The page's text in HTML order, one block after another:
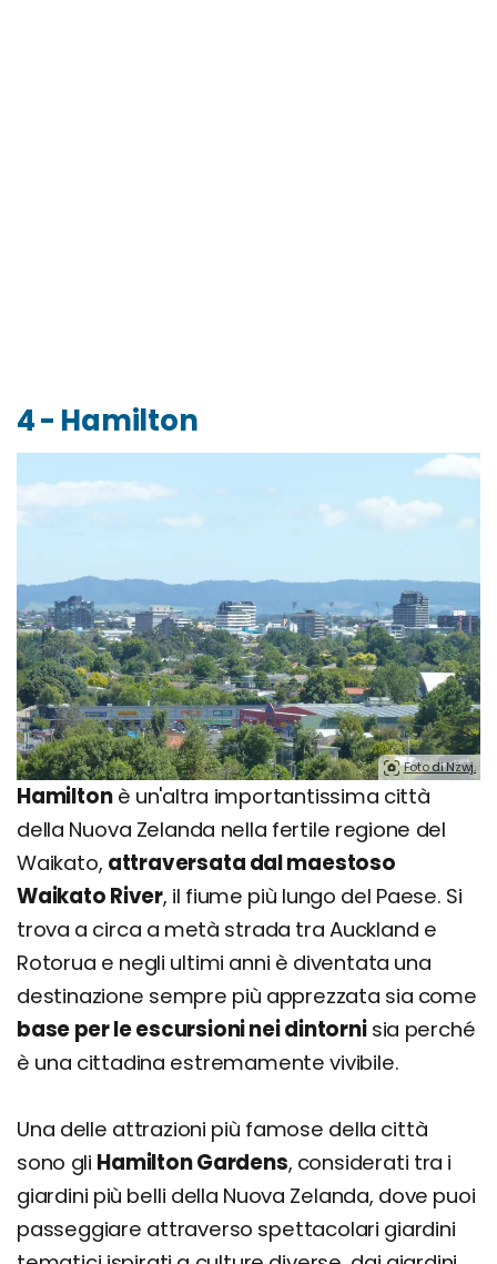
4 - Hamilton
Foto di Nzwj.
Hamiltonè un'altra importantissima città
della Nuova Zelanda nella fertile regione del
Waikato, attraversata dal maestoso
Waikato River, il fiume più lungo del Paese. Si
trova a circa a metà strada tra Auckland e
Rotorua e negli ultimi anni è diventata una
destinazione sempre più apprezzata sia come
base per le escursioni nei dintornisia perché
è una cittadina estremamente vivibile.
Una delle attrazioni più famose della città
sono gli Hamilton Gardens, considerati tra i
giardini più belli della Nuova Zelanda, dove puoi
passeggiare attraverso spettacolari giardini